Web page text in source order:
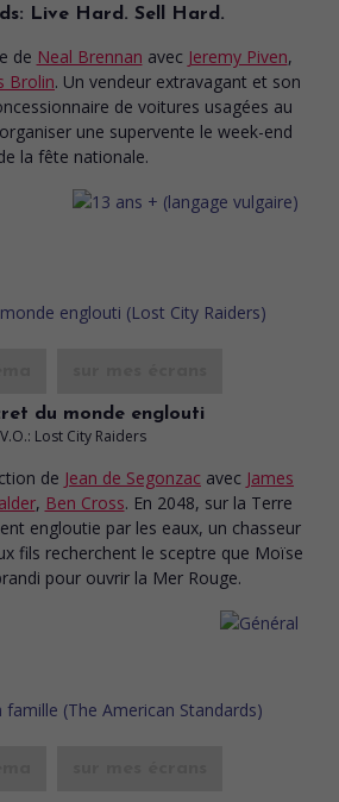
Live Hard. Sell Hard.
de Neal Brennan avec Jeremy Piven,
Brolin. Un vendeur extravagant et son
de voitures usagées au
une supervente le week-end
la fête nationale.
du monde englouti
V.O.: Lost City Raiders
de Jean de Segonzac avec James
, Ben Cross. En 2048, sur la Terre
engloutie par les eaux, un chasseur
fils recherchent le sceptre que Moïse
pour ouvrir la Mer Rouge.